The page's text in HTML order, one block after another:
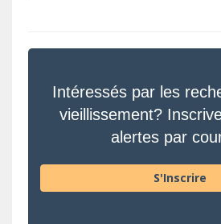
Intéressés par les
vieillissement?
alertes par
S'Inscrire